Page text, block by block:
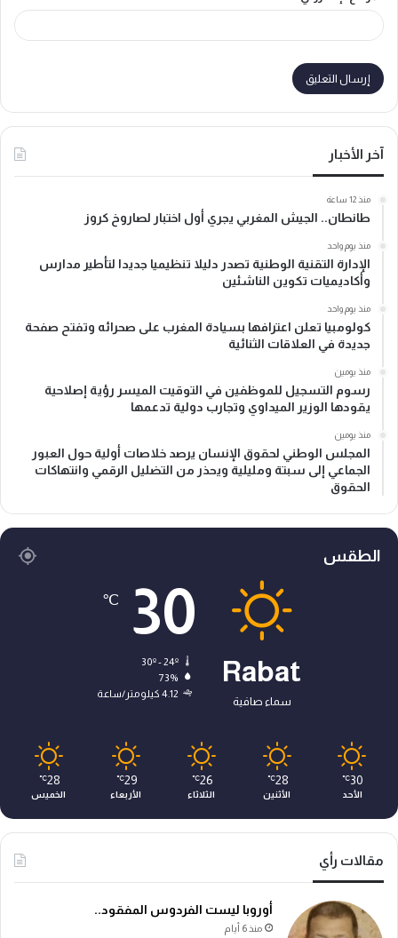
آخر الأخبار
منذ 12 ساعة
طانطان.. الجيش المغربي يجري أول اختبار لصاروخ كروز
منذ يوم واحد
الإدارة التقنية الوطنية تصدر دليلا تنظيميا جديدا لتأطير مدارس
وأكاديميات تكوين الناشئين
منذ يوم واحد
كولومبيا تعلن اعترافها بسيادة المغرب على صحرائه وتفتح صفحة
جديدة في العلاقات الثنائية
منذ يومين
رسوم التسجيل للموظفين في التوقيت الميسر رؤية إصلاحية
يقودها الوزير الميداوي وتجارب دولية تدعمها
منذ يومين
المجلس الوطني لحقوق الإنسان يرصد خلاصات أولية حول العبور
الجماعي إلى سبتة ومليلية ويحذر من التضليل الرقمي وانتهاكات
الحقوق
الطقس
Rabat
سماء صافية
30
℃
73%
4.12 كيلومتر/ساعة
30
℃
الأحد
28
℃
الأثنين
26
℃
الثلاثاء
29
℃
الأربعاء
28
℃
الخميس
مقالات رأي
أوروبا ليست الفردوس المفقود..
منذ 6 أيام